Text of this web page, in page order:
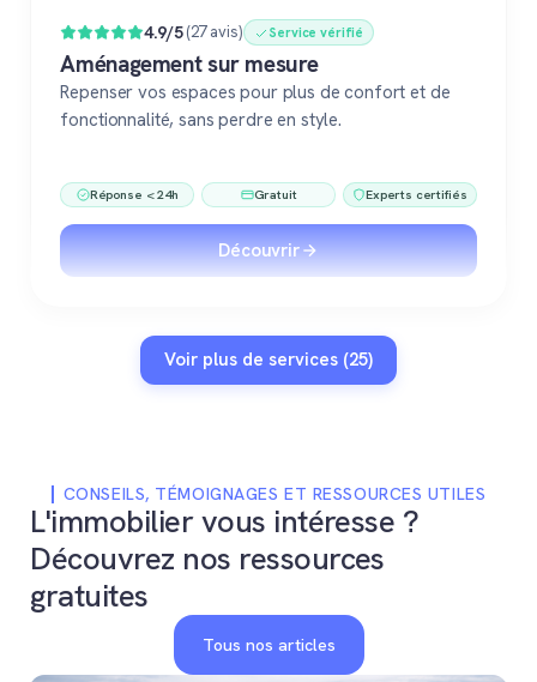
4.9/5(27 avis) Service vérifié
Aménagement sur mesure
Repenser vos espaces pour plus de confort et de
fonctionnalité, sans perdre en style.
Réponse < 24h Gratuit Experts certifiés
Découvrir
Voir plus de services (25)
CONSEILS, TÉMOIGNAGES ET RESSOURCES UTILES
L'immobilier vous intéresse ?
Découvrez nos ressources
gratuites
Tous nos articles